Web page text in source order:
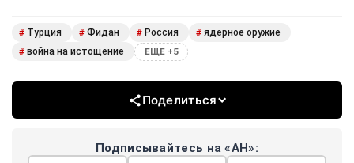
# Турция # Фидан # Россия # ядерное оружие
# война на истощение ЕЩЕ +5
Поделиться
Подписывайтесь на «АН»: